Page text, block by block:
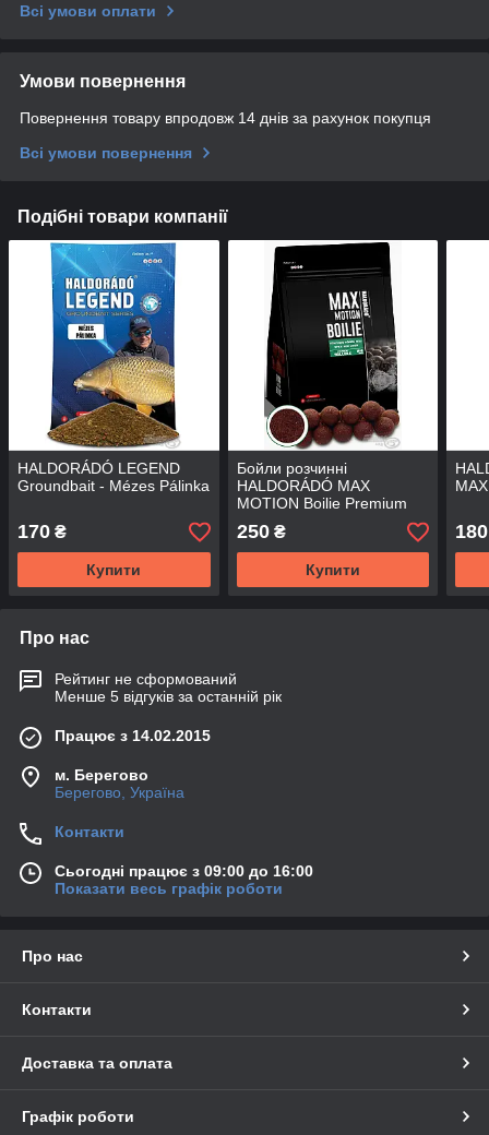
Всі умови оплати
Умови повернення
Повернення товару впродовж 14 днів за рахунок покупця
Всі умови повернення
Подібні товари компанії
HALDORÁDÓ LEGEND
Groundbait - Mézes Pálinka
170 ₴
Купити
Бойли розчинні
HALDORÁDÓ MAX
MOTION Boilie Premium
Soluble 24 mm Fűszeres
Vörös Máj
250₴
Купити
180
Про нас
Рейтинг не сформований
Менше 5 відгуків за останній рік
Працює з 14.02.2015
м. Берегово
Берегово, Україна
Контакти
Сьогодні працює з 09:00 до 16:00
Показати весь графік роботи
Про нас
Контакти
Доставка та оплата
Графік роботи